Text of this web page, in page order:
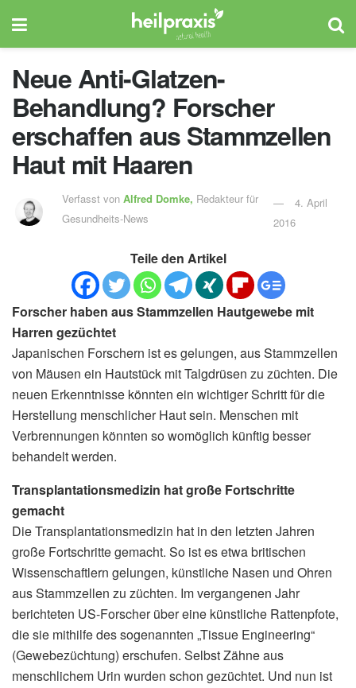
Neue Anti-Glatzen-
Behandlung? Forscher
erschaffen aus Stammzellen
Haut mit Haaren
Verfasst vonAlfred Domke, Redakteur für
Gesundheits-News
4. April
2016
Teile den Artikel
Forscher haben aus Stammzellen Hautgewebe mit
Harren gezüchtet
Japanischen Forschern ist es gelungen, aus Stammzellen
von Mäusen ein Hautstück mit Talgdrüsen zu züchten. Die
neuen Erkenntnisse könnten ein wichtiger Schritt für die
Herstellung menschlicher Haut sein. Menschen mit
Verbrennungen könnten so womöglich künftig besser
behandelt werden.
Transplantationsmedizin hat große Fortschritte
gemacht
Die Transplantationsmedizin hat in den letzten Jahren
große Fortschritte gemacht. So ist es etwa britischen
Wissenschaftlern gelungen, künstliche Nasen und Ohren
aus Stammzellen zu züchten. Im vergangenen Jahr
berichteten US-Forscher über eine künstliche Rattenpfote,
die sie mithilfe des sogenannten „Tissue Engineering“
(Gewebezüchtung) erschufen. Selbst Zähne aus
menschlichem Urin wurden schon gezüchtet. Und nun ist